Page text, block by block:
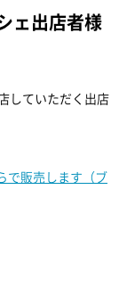
ェ出店者様
していただく出店
で販売します（ブ